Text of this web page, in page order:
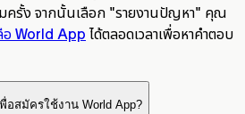
รั้ง จากนั้นเลือก "รายงานปัญหา" คุณ
อ World App ได้ตลอดเวลาเพื่อหาคำตอบ
สมัครใช้งาน World App?